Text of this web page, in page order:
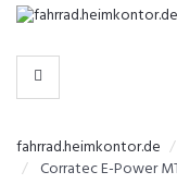
-
HERSTELLER
fahrrad.heimkontor.de
Corratec E-Power